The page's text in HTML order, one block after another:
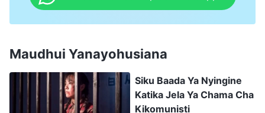
Maudhui Yanayohusiana
Siku Baada Ya Nyingine
Katika Jela Ya Chama Cha
Kikomunisti